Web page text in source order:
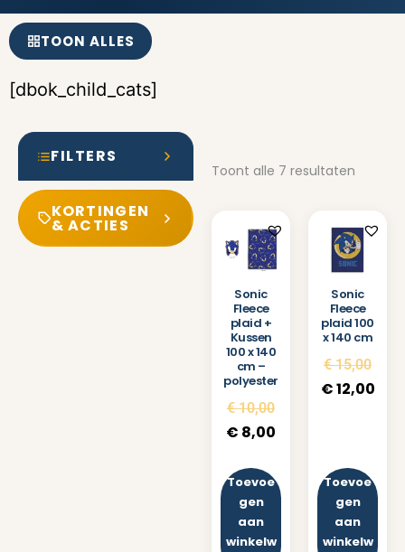
TOON ALLES
[dbok_child_cats]
FILTERS
KORTINGEN
& ACTIES
Toont alle 7 resultaten
Sonic
Fleece
plaid +
Kussen
100 x 140
cm –
polyester
€10,00
€ 8,00
Toevoe
gen
aan
winkelw
Sonic
Fleece
plaid 100
x 140 cm
€15,00
€12,00
Toevoe
gen
aan
winkelw